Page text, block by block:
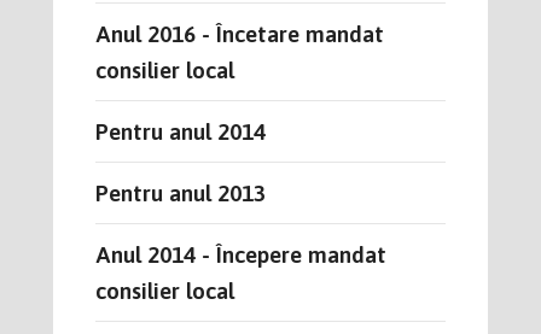
Anul 2016 - Încetare mandat
consilier local
Pentru anul 2014
Pentru anul 2013
Anul 2014 - Începere mandat
consilier local